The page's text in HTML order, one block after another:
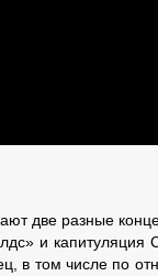
две разные
и капитуляция
в том числе по